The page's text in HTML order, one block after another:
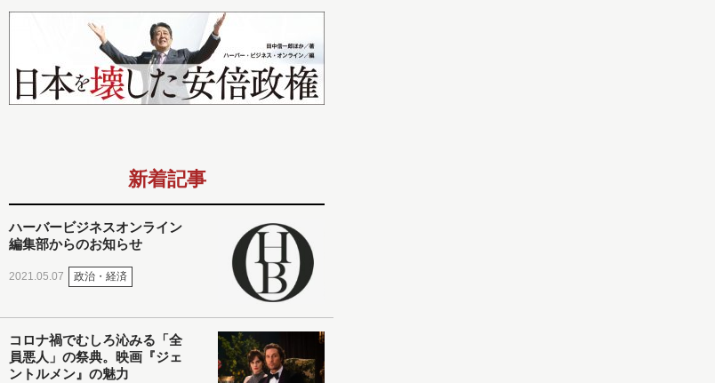
新着記事
ハーバービジネスオンライン
編集部からのお知らせ
2021.05.07 政治・経済
コロナ禍でむしろ沁みる「全
員悪人」の祭典。映画『ジェ
ントルメン』の魅力